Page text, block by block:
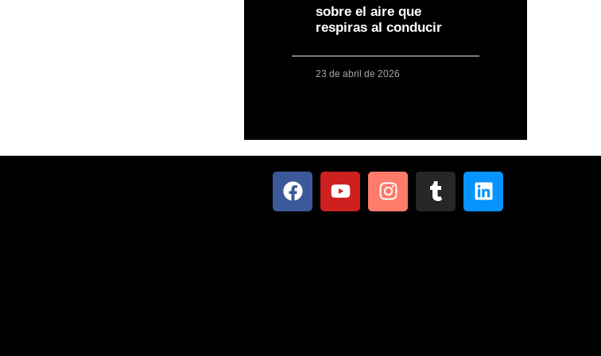
sobre el aire que
respiras al conducir
23 de abril de 2026